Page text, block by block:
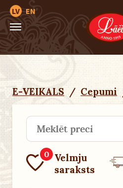
LV EN
E-VEIKALS / Cepumi
0 Velmju
saraksts